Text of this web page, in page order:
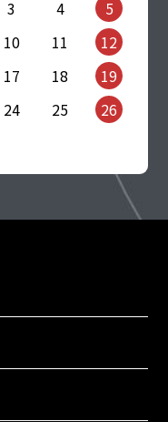
3 4
5
10 11
12
17 18
19
24 25
26